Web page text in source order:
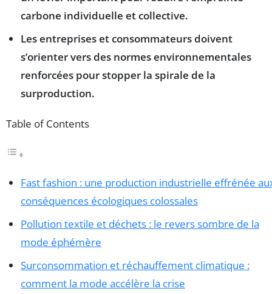
carbone individuelle et collective.
Les entreprises et consommateurs doivent
s’orienter vers des normes environnementales
renforcées pour stopper la spirale de la
surproduction.
Table of Contents
Fast fashion : une production industrielle effrénée
conséquences écologiques colossales
Pollution textile et déchets : le revers sombre de la
mode éphémère
Surconsommation et réchauffement climatique :
comment la mode accélère la crise